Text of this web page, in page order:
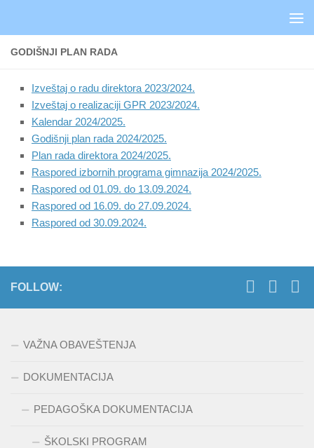
GODIŠNJI PLAN RADA
Izveštaj o radu direktora 2023/2024.
Izveštaj o realizaciji GPR 2023/2024.
Kalendar 2024/2025.
Godišnji plan rada 2024/2025.
Plan rada direktora 2024/2025.
Raspored izbornih programa gimnazija 2024/2025.
Raspored od 01.09. do 13.09.2024.
Raspored od 16.09. do 27.09.2024.
Raspored od 30.09.2024.
FOLLOW:
VAŽNA OBAVEŠTENJA
DOKUMENTACIJA
PEDAGOŠKA DOKUMENTACIJA
ŠKOLSKI PROGRAM